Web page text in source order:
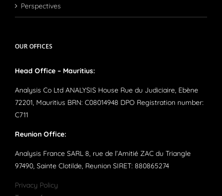
Perspectives
OUR OFFICES
Head Office – Mauritius:
Analysis Co Ltd ANALYSIS House Rue du Judiciaire, Ebène
72201, Mauritius BRN: C08014948 DPO Registration number:
C711
Reunion Office:
Analysis France SARL 8, rue de l’Amitié ZAC du Triangle
97490, Sainte Clotilde, Reunion SIRET: 880865274
Privacy Policy